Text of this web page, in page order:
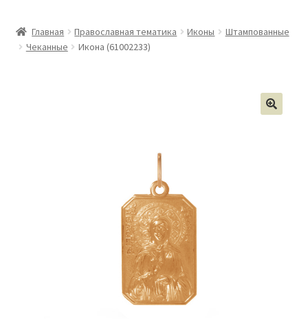
Главная Православная тематика Иконы
Штампованные
Чеканные
Икона (61002233)